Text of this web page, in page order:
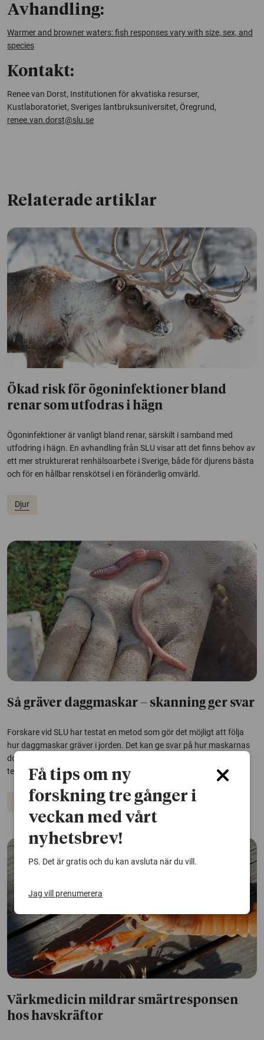
Avhandling:
Warmer and browner waters: fish responses vary with size, sex, and
species
Kontakt:
Renee van Dorst, Institutionen för akvatiska resurser,
Kustlaboratoriet, Sveriges lantbruksuniversitet, Öregrund,
renee.van.dorst@slu.se
Relaterade artiklar
Ökad risk för ögoninfektioner bland
renar som utfodras i hägn
Ögoninfektioner är vanligt bland renar, särskilt i samband med
utfodring i hägn. En avhandling från SLU visar att det finns behov av
ett mer strukturerat renhälsoarbete i Sverige, både för djurens bästa
och för en hållbar renskötsel i en föränderlig omvärld.
Djur
Så gräver daggmaskar – skanning ger svar
Forskare vid SLU har testat en metod som gör det möjligt att följa
hur daggmaskar gräver i jorden. Det kan ge svar på hur maskarnas
dolda arbete under markytan påverkas av faktorer som fukt,
temperatur och jordbearbetning.
Djur Ekosystem
Värkmedicin mildrar smärtresponsen
hos havskräftor
Få tips om ny
forskning tre gånger i
veckan med vårt
nyhetsbrev!
PS. Det är gratis och du kan avsluta när du vill.
Jag vill prenumerera